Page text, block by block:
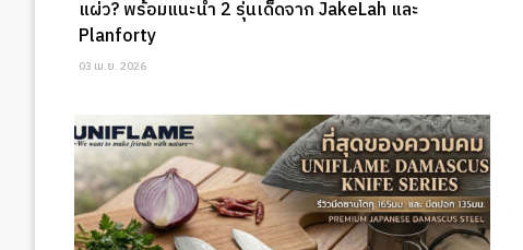
แผ่ว? พร้อมแนะนำ 2 รุ่นเด็ดจาก JakeLah และ
Planforty
03 เม.ย. 2026